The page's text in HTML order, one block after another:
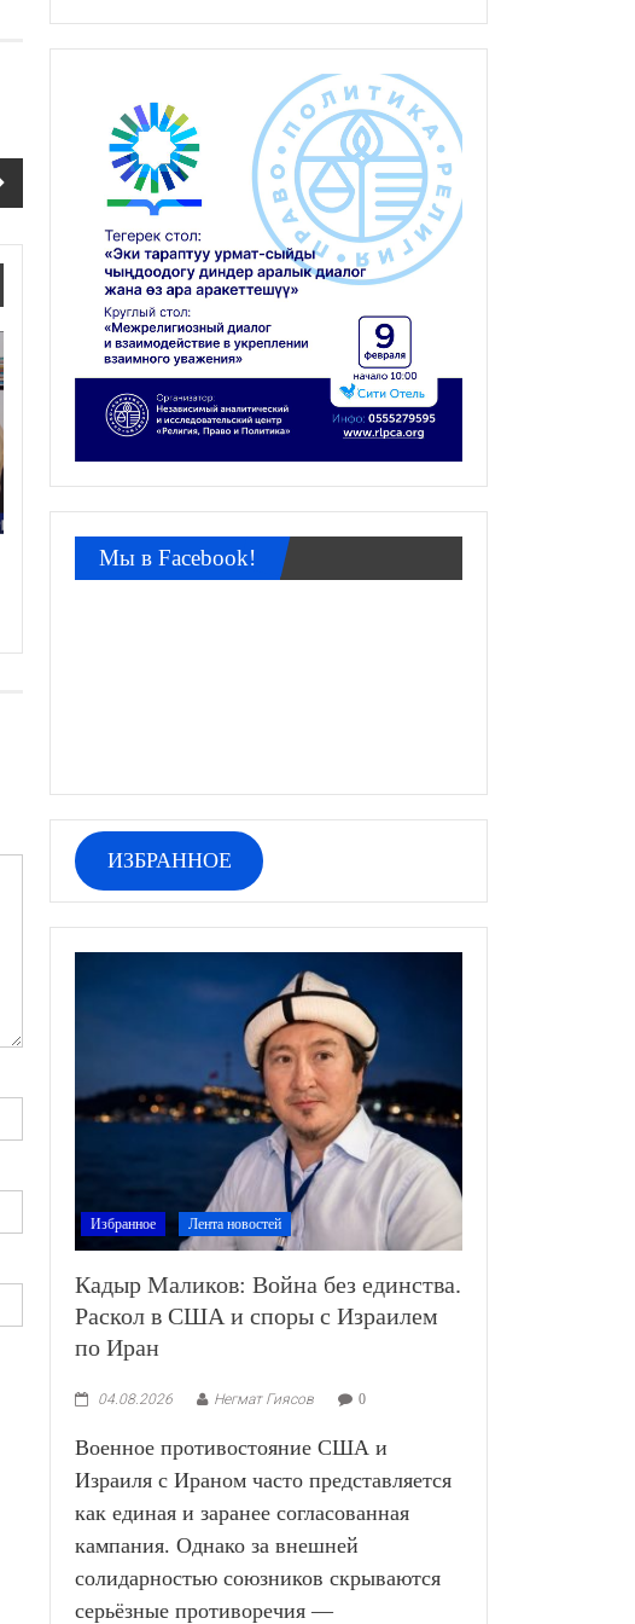
Мы в Facebook!
ИЗБРАННОЕ
Избранное Лента новостей
Кадыр Маликов: Война без единства.
Раскол в США и споры с Израилем
по Иран
04.08.2026 Негмат Гиясов 0
Военное противостояние США и
Израиля с Ираном часто представляется
как единая и заранее согласованная
кампания. Однако за внешней
солидарностью союзников скрываются
серьёзные противоречия —